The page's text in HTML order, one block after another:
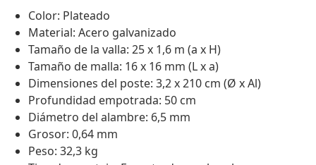
Color: Plateado
Material: Acero galvanizado
Tamaño de la valla: 25 x 1,6 m (a x H)
Tamaño de malla: 16 x 16 mm (L x a)
Dimensiones del poste: 3,2 x 210 cm (Ø x Al)
Profundidad empotrada: 50 cm
Diámetro del alambre: 6,5 mm
Grosor: 0,64 mm
Peso: 32,3 kg